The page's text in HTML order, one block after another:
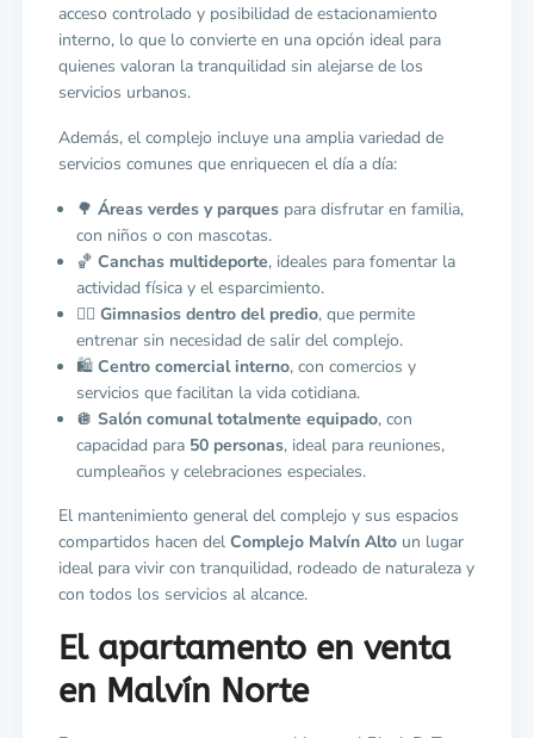
acceso controlado y posibilidad de estacionamiento
interno, lo que lo convierte en una opción ideal para
quienes valoran la tranquilidad sin alejarse de los
servicios urbanos.
Además, el complejo incluye una amplia variedad de
servicios comunes que enriquecen el día a día:
🌳 Áreas verdes y parquespara disfrutar en familia,
con niños o con mascotas.
🏀 Canchas multideporte, ideales para fomentar la
actividad física y el esparcimiento.
🏋️‍♂️ Gimnasios dentro del predio, que permite
entrenar sin necesidad de salir del complejo.
🛍️ Centro comercial interno, con comercios y
servicios que facilitan la vida cotidiana.
🪩 Salón comunal totalmente equipado, con
capacidad para 50 personas, ideal para reuniones,
cumpleaños y celebraciones especiales.
El mantenimiento general del complejo y sus espacios
compartidos hacen del Complejo Malvín Altoun lugar
ideal para vivir con tranquilidad, rodeado de naturaleza y
con todos los servicios al alcance.
El apartamento en venta
en Malvín Norte